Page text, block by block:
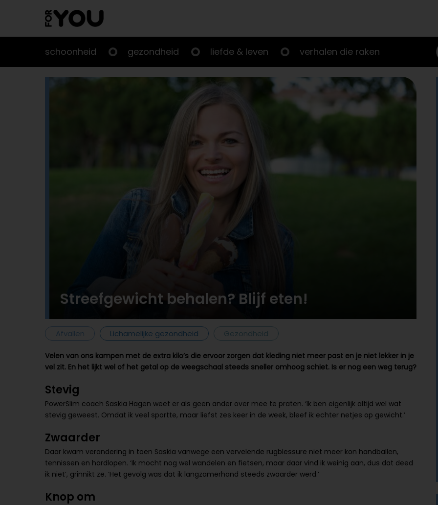
schoonheid gezondheid liefde & leven verhalen die raken
Streefgewicht behalen? Blijf eten!
Afvallen Lichamelijke gezondheid Gezondheid
Velen van ons kampen met de extra kilo’s die ervoor zorgen dat kleding niet meer past en je niet lekker in je
vel zit. En het lijkt wel of het getal op de weegschaal steeds sneller omhoog schiet. Is er nog een weg terug?
Stevig
PowerSlim coach Saskia Hagen weet er als geen ander over mee te praten. ‘Ik ben eigenlijk altijd wel wat
stevig geweest. Omdat ik veel sportte, maar liefst zes keer in de week, bleef ik echter netjes op gewicht.’
Zwaarder
Daar kwam verandering in toen Saskia vanwege een vervelende rugblessure niet meer kon handballen,
tennissen en hardlopen. ‘Ik mocht nog wel wandelen en fietsen, maar daar vind ik weinig aan, dus dat deed
ik niet’, grinnikt ze. ‘Het gevolg was dat ik langzamerhand steeds zwaarder werd.’
Knop om